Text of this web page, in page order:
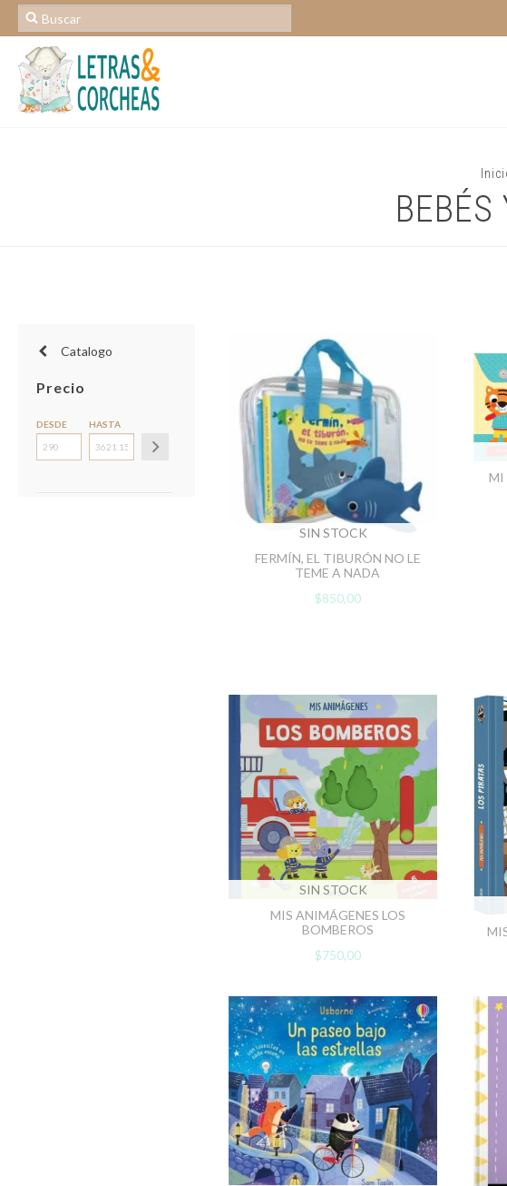
Catalogo
Precio
DESDE HASTA
SIN STOCK
FERMÍN, EL TIBURÓN NO LE
TEME A NADA
$850,00
MI
SIN STOCK
MIS ANIMÁGENES LOS
BOMBEROS
$750,00